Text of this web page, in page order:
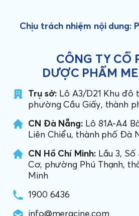
Chịu trách nhiệm nội dung:
CÔNG TY CỔ
DƯỢC PHẨM
Trụ sở: Lô A3/D21 Khu đô
phường Cầu Giấy, thành
CN Đà Nẵng: Lô 81A-A4
Liên Chiểu, thành phố Đà
CN Hồ Chí Minh:Lầu 3, Số
Cơ, phường Phú Thạnh,
Minh
1900 6436
info@meracine.com